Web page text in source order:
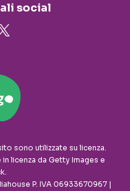
social
sono utilizzate su licenza.
licenza da Getty Images e
P. IVA 06933670967 |